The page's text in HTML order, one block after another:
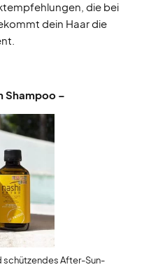
die bei
dein Haar die
Shampoo –
After-Sun-